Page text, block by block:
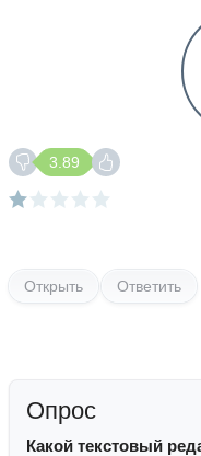
3.89
Открыть Ответить
Опрос
Какой текстовый